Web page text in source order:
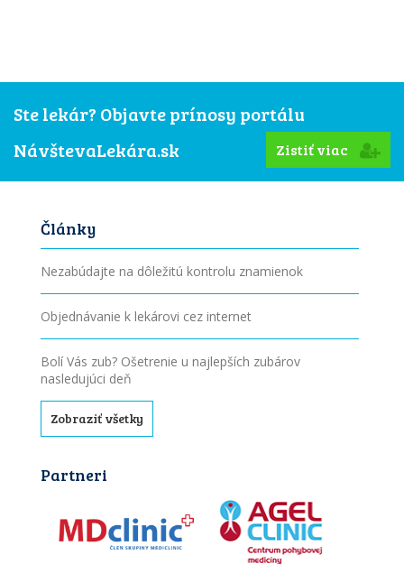
Ste lekár? Objavte prínosy portálu
NávštevaLekára.sk
Zistiť viac
Články
Nezabúdajte na dôležitú kontrolu znamienok
Objednávanie k lekárovi cez internet
Bolí Vás zub? Ošetrenie u najlepších zubárov
nasledujúci deň
Zobraziť všetky
Partneri